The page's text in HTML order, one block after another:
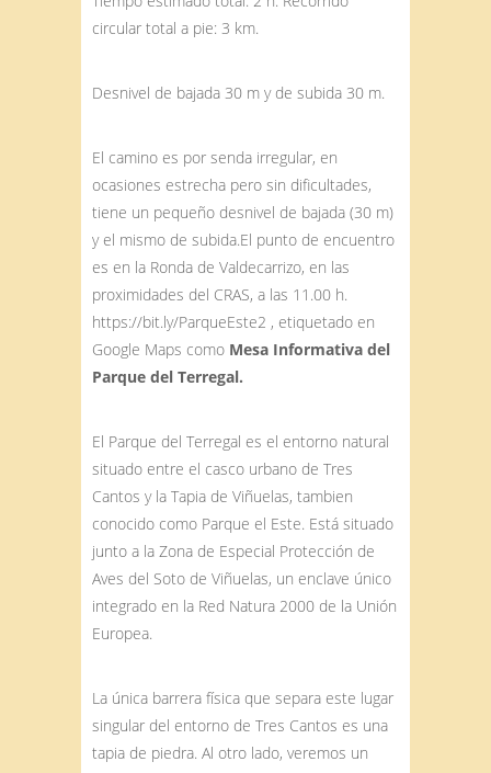
circular total a pie: 3 km.
Desnivel de bajada 30 m y de subida 30 m.
El camino es por senda irregular, en
ocasiones estrecha pero sin dificultades,
tiene un pequeño desnivel de bajada (30 m)
y el mismo de subida.El punto de encuentro
es en la Ronda de Valdecarrizo, en las
proximidades del CRAS, a las 11.00 h.
https://bit.ly/ParqueEste2 , etiquetado en
Google Maps como Mesa Informativa del
Parque del Terregal.
El Parque del Terregal es el entorno natural
situado entre el casco urbano de Tres
Cantos y la Tapia de Viñuelas, tambien
conocido como Parque el Este. Está situado
junto a la Zona de Especial Protección de
Aves del Soto de Viñuelas, un enclave único
integrado en la Red Natura 2000 de la Unión
Europea.
La única barrera física que separa este lugar
singular del entorno de Tres Cantos es una
tapia de piedra. Al otro lado, veremos un